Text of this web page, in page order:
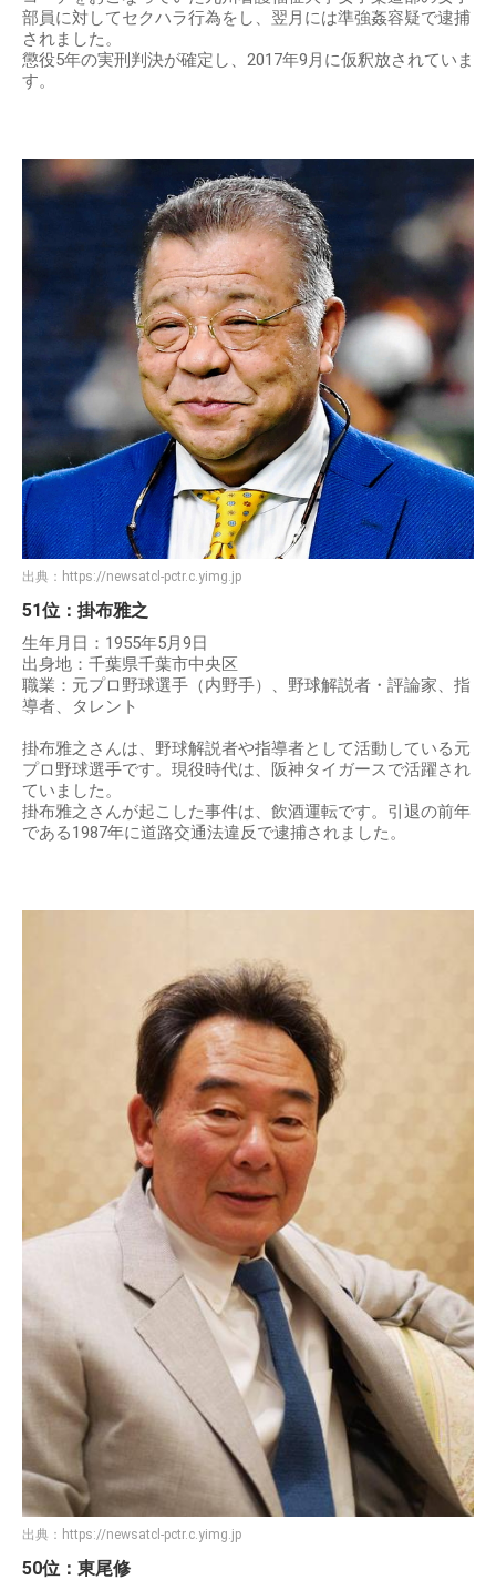
部員に対してセクハラ行為をし、翌月には準強姦容疑で逮捕
されました。
懲役5年の実刑判決が確定し、2017年9月に仮釈放されていま
す。
出典： https://newsatcl-pctr.c.yimg.jp
51位：掛布雅之
生年月日：1955年5月9日
出身地：千葉県千葉市中央区
職業：元プロ野球選手（内野手）、野球解説者・評論家、指
導者、タレント
掛布雅之さんは、野球解説者や指導者として活動している元
プロ野球選手です。現役時代は、阪神タイガースで活躍され
ていました。
掛布雅之さんが起こした事件は、飲酒運転です。引退の前年
である1987年に道路交通法違反で逮捕されました。
出典： https://newsatcl-pctr.c.yimg.jp
50位：東尾修